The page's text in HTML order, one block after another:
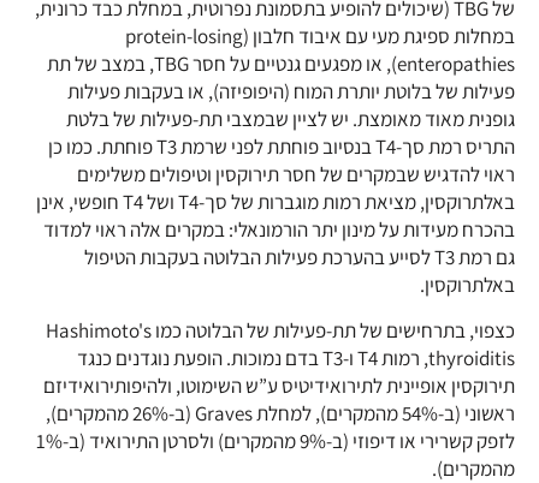
של TBG (שיכולים להופיע בתסמונת נפרוטית, במחלת כבד כרונית,
במחלות ספיגת מעי עם איבוד חלבון (protein-losing
enteropathies), או מפגעים גנטיים על חסר TBG, במצב של תת
פעילות של בלוטת יותרת המוח (היפופיזה), או בעקבות פעילות
גופנית מאוד מאומצת. יש לציין שבמצבי תת-פעילות של בלטת
התריס רמת סך-T4 בנסיוב פוחתת לפני שרמת T3 פוחתת. כמו כן
ראוי להדגיש שבמקרים של חסר תירוקסין וטיפולים משלימים
באלתרוקסין, מציאת רמות מוגברות של סך-T4 ושל T4 חופשי, אינן
בהכרח מעידות על מינון יתר הורמונאלי: במקרים אלה ראוי למדוד
גם רמת T3 לסייע בהערכת פעילות הבלוטה בעקבות הטיפול
באלתרוקסין.
כצפוי, בתרחישים של תת-פעילות של הבלוטה כמו Hashimoto's
thyroiditis, רמות T4 ו-T3 בדם נמוכות. הופעת נוגדנים כנגד
תירוקסין אופיינית לתירואידיטיס ע”ש השימוטו, ולהיפותירואידיזם
ראשוני (ב-54% מהמקרים), למחלת Graves (ב-26% מהמקרים),
לזפק קשרירי או דיפוזי (ב-9% מהמקרים) ולסרטן התירואיד (ב-1%
מהמקרים).